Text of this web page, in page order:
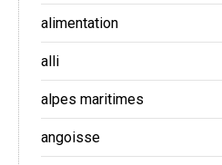
alimentation
alli
alpes maritimes
angoisse